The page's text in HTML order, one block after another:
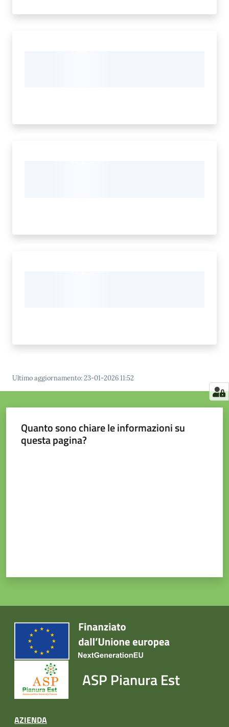
Ultimo aggiornamento:23-01-2026 11:52
Quanto sono chiare le informazioni su
questa pagina?
ASP Pianura Est
AZIENDA